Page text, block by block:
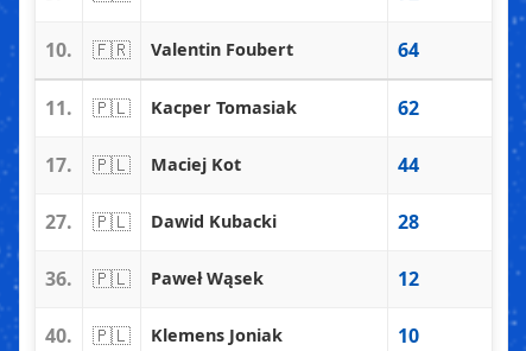
10. 🇫🇷 Valentin Foubert 64
11. 🇵🇱 Kacper Tomasiak 62
17. 🇵🇱 Maciej Kot 44
27. 🇵🇱 Dawid Kubacki 28
36. 🇵🇱 Paweł Wąsek 12
40. 🇵🇱 Klemens Joniak 10